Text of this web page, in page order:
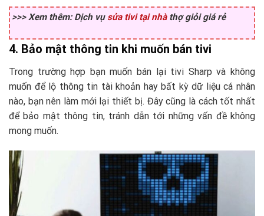
>>> Xem thêm: Dịch vụ sửa tivi tại nhàthợ giỏi giá rẻ
4. Bảo mật thông tin khi muốn bán tivi
Trong trường hợp bạn muốn bán lại tivi Sharp và không
muốn để lộ thông tin tài khoản hay bất kỳ dữ liệu cá nhân
nào, bạn nên làm mới lại thiết bị. Đây cũng là cách tốt nhất
để bảo mật thông tin, tránh dẫn tới những vấn đề không
mong muốn.